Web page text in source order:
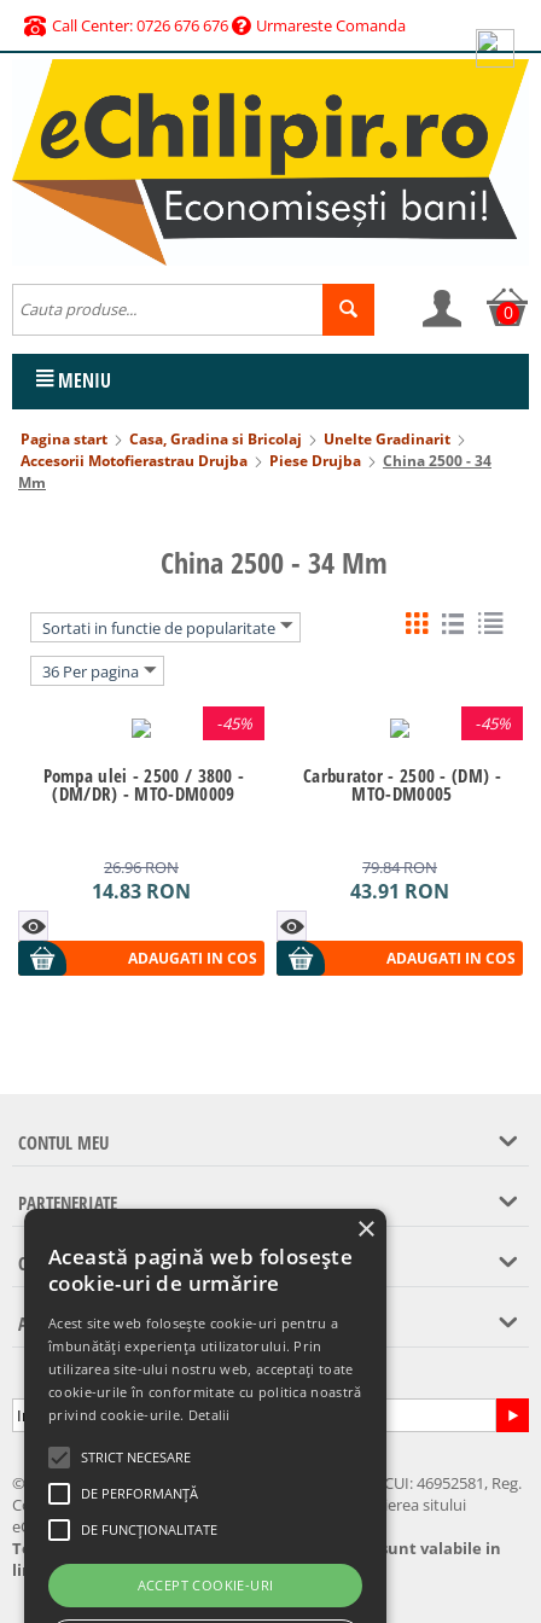
Call Center: 0726 676 676 Urmareste Comanda
0
MENIU
Pagina start Casa, Gradina si Bricolaj
Unelte Gradinarit
Accesorii Motofierastrau Drujba
Piese Drujba
China 2500 - 34
Mm
China 2500 - 34 Mm
Sortati in functie de popularitate
36 Per pagina
-45%
Pompa ulei - 2500 / 3800 -
(DM/DR) - MTO-DM0009
26.96RON
14.83 RON
ADAUGATI IN COS
-45%
Carburator - 2500 - (DM) -
MTO-DM0005
79.84RON
43.91 RON
ADAUGATI IN COS
CONTUL MEU
PARTENERIATE
CONTACT
ASISTENTA CLIENTI
Abonare la newsletter
© 2024 - 2026 eChilipir.ro - SIRIUS TOP MARKET SRL, CUI: 46952581, Reg.
Com.: Call Center: 0726 676 676 Nu este permisa copierea sitului
eChilipir.ro - Unele poze si softuri sunt creatii proprii.
Toate preturile sunt exprimate in lei. Ofertele sunt valabile in
limita stocului disponibil
Această pagină web folosește
cookie-uri de urmărire
Acest site web folosește cookie-uri pentru a
îmbunătăți experiența utilizatorului. Prin
utilizarea site-ului nostru web, acceptați toate
cookie-urile în conformitate cu politica noastră
privind cookie-urile. Detalii
STRICT NECESARE
DE PERFORMANȚĂ
DE FUNCȚIONALITATE
ACCEPT COOKIE-URI
×